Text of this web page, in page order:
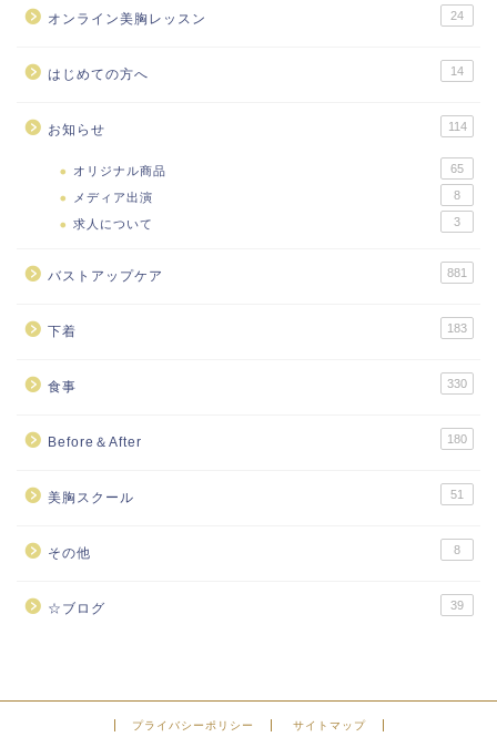
オンライン美胸レッスン 24
はじめての方へ 14
お知らせ 114
オリジナル商品 65
メディア出演 8
求人について 3
バストアップケア 881
下着 183
食事 330
Before＆After 180
美胸スクール 51
その他 8
☆ブログ 39
プライバシーポリシー サイトマップ